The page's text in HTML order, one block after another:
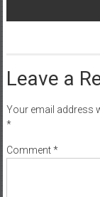
Leave a
Your email address
*
Comment*